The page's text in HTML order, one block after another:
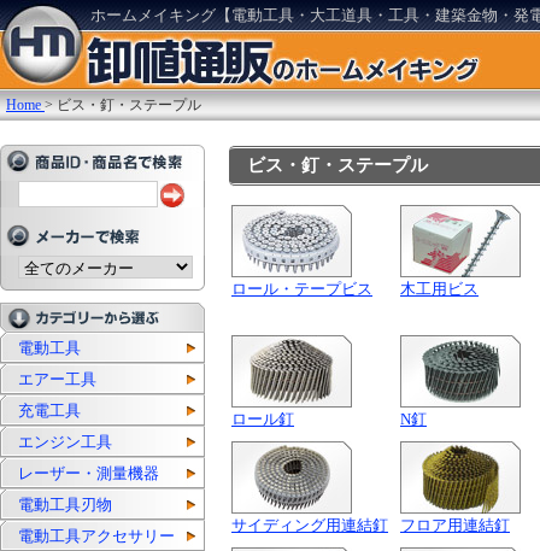
ホームメイキング【電動工具・大工道具・工具・建築金物・発
Home >ビス・釘・ステープル
電動工具
エアー工具
充電工具
エンジン工具
レーザー・測量機器
電動工具刃物
電動工具アクセサリー
ビス・釘・ステープル
ロール・テープビス 木工用ビス
ロール釘 N釘
サイディング用連結釘 フロア用連結釘